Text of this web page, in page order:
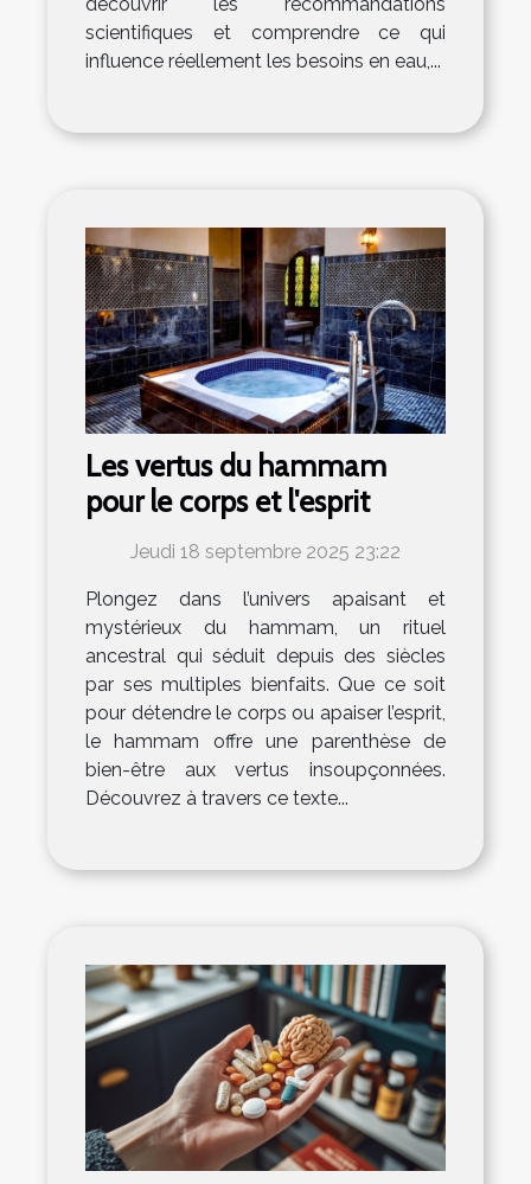
scientifiques et comprendre ce qui
influence réellement les besoins en eau,...
Les vertus du hammam
pour le corps et l'esprit
Jeudi 18 septembre 2025 23:22
Plongez dans l’univers apaisant et
mystérieux du hammam, un rituel
ancestral qui séduit depuis des siècles
par ses multiples bienfaits. Que ce soit
pour détendre le corps ou apaiser l’esprit,
le hammam offre une parenthèse de
bien-être aux vertus insoupçonnées.
Découvrez à travers ce texte...